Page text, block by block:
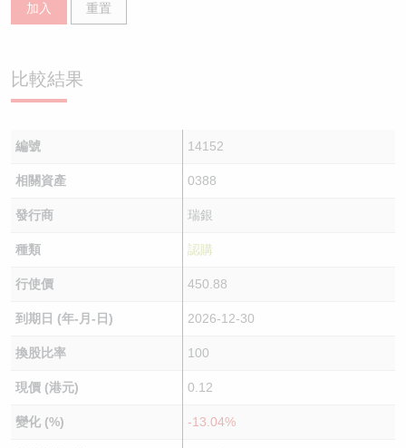
加入 重置
比較結果
編號 14152
相關資產 0388
發行商 瑞銀
種類 認購
行使價 450.88
到期日 (年-月-日) 2026-12-30
換股比率 100
現價 (港元) 0.12
變化 (%) -13.04%